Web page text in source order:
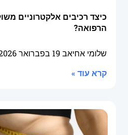
כיצד רכיבים אלקטרוניים
הרפואה?
שלומי אחיאב 19 בפברואר 2026
קרא עוד »